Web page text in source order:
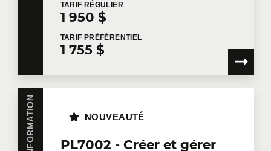
TARIF RÉGULIER
1 950 $
TARIF PRÉFÉRENTIEL
1 755 $
PL7002 - Créer et gérer
NOUVEAUTÉ